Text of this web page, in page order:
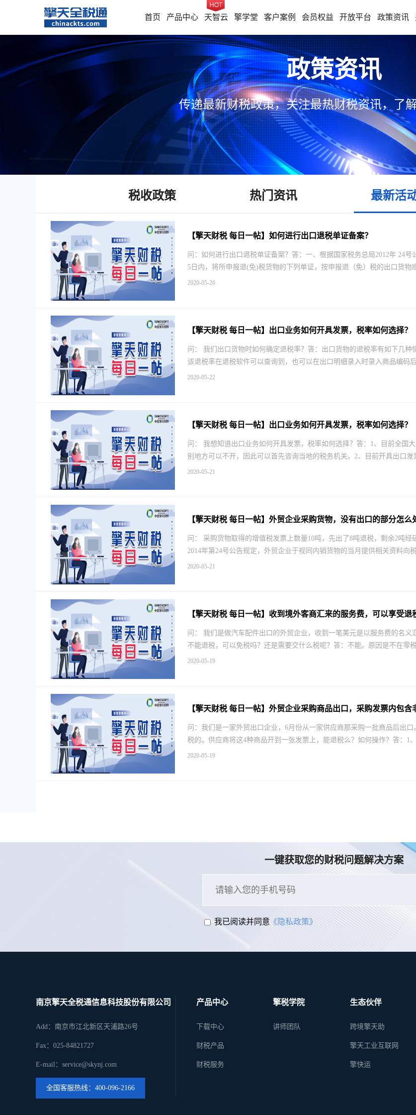
首页 产品中心 天智云 擎学堂 客户案例 会员权益 开放平台 政策资讯
政策资讯
传递最新财税政策，关注最热财税资讯，了
税收政策 热门资讯 最新活
【擎天财税 每日一帖】如何进行出口退税单证备案？
问：如何进行出口退税单证备案？答：一、根据国家税务总局2012年 24
5日内，将所申报退(免)税货物的下列单证，按申报退（免）税的出口货物
2020-05-26
【擎天财税 每日一帖】出口业务如何开具发票，税率如何选择？
问： 我们出口货物时如何确定退税率？答：出口货物的退税率有如下几种
该退税率在退税软件可以查询到，也可以在出口明细录入时录入商品编码
2020-05-22
【擎天财税 每日一帖】出口业务如何开具发票，税率如何选择？
问： 我想知道出口业务如何开具发票，税率如何选择？答：1、目前全国
别地方可以不开，因此可以首先咨询当地的税务机关。2、目前开具出口
2020-05-21
【擎天财税 每日一帖】外贸企业采购货物，没有出口的部分怎么
问： 采购货物取得的增值税发票上数量10吨，先出了8吨退税，剩余2吨
2014年第24号公告规定，外贸企业于视同内销货物的当月提供相关资料向
2020-05-21
【擎天财税 每日一帖】收到境外客商汇来的服务费，可以享受退
问： 我们是做汽车配件出口的外贸企业，收到一笔美元是以服务费的名
不能退税，可以免税吗？还是需要交什么税呢？答：不能。原因是不在零
2020-05-19
【擎天财税 每日一帖】外贸企业采购商品出口，采购发票内包含
问：我们是一家外贸出口企业，6月份从一家供应商那采购一批商品后出
税的。供应商将这4种商品开到一张发票上，能退税么？如何操作？答：1
2020-05-19
一键获取您的财税问题解决方案
我已阅读并同意《隐私政策》
南京擎天全税通信息科技股份有限公司
Add：南京市江北新区天浦路26号
Fax：025-84821727
E-mail：service@skynj.com
全国客服热线：400-096-2166
产品中心
下载中心
财税产品
财税服务
擎税学院
讲师团队
生态伙伴
跨境擎天助
擎天工业互联网
擎快运